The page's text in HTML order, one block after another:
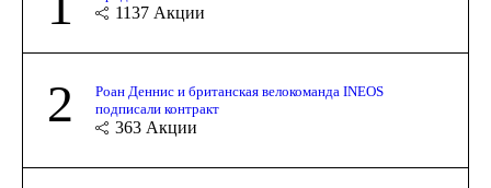
1137 Акции
2
Роан Деннис и британская велокоманда INEOS
подписали контракт
363 Акции